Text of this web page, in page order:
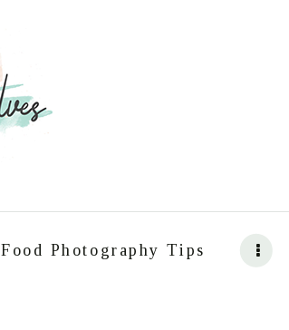
Food Photography Tips